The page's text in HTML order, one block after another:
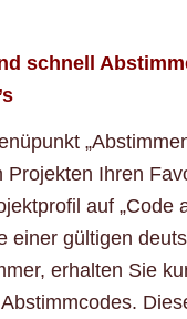
schnell
Projekten Ihren
auf „Code
einer gültigen
erhalten Sie